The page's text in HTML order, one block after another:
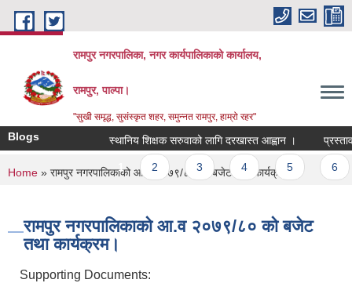
Skip to main content
रामपुर नगरपालिका, नगर कार्यपालिकाको कार्यालय,
रामपुर, पाल्पा।
"सुखी समृद्ध, सुसंस्कृत शहर, समुन्नत रामपुर, हाम्रो रहर"
Blogs स्थानिय शिक्षक सरुवाको लागि दरखास्त आह्वान । प्रस्ताव
Pages
1 2 3 4 5
You are here
Home » रामपुर नगरपालिकाको आ.व २०७९/८० को बजेट तथा कार्यक्रम।
रामपुर नगरपालिकाको आ.व २०७९/८० को बजेट
तथा कार्यक्रम।
Supporting Documents: